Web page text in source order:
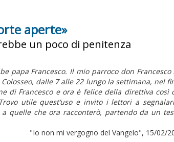
aperte»
un poco di penitenza
papa Francesco. Il mio parroco don Francesco
dalle 7 alle 22 lungo la settimana, nel
di Francesco e ora è felice della direttiva così
utile quest’uso e invito i lettori a
quelle che ora racconterò, partendo da un
"Io non mi vergogno del Vangelo", 15/02/